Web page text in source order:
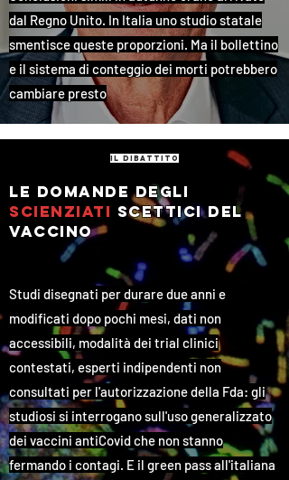
dal Regno Unito. In Italia uno studio statale
smentisce queste proporzioni. Ma il bollettino
e il sistema di conteggio dei morti potrebbero
cambiare presto
il dibattito
le domande degli
scienziati scetticidel
vaccino
Studi disegnati per durare due anni e
modificati dopo pochi mesi, dati non
accessibili, modalità dei trial clinici
contestati, esperti indipendenti non
consultati per l'autorizzazione della Fda: gli
studiosi si interrogano sull'uso generalizzato
dei vaccini antiCovid che non stanno
fermando i contagi. E il green pass all'italiana